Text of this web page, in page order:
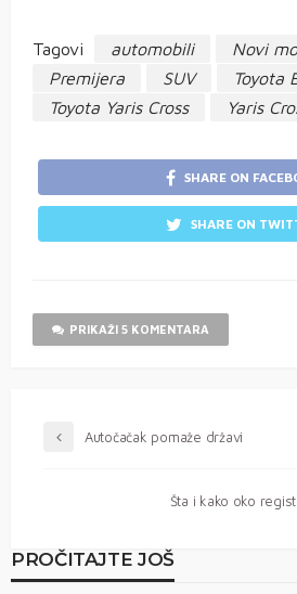
Tagovi automobili
Novi
Premijera
SUV
Toyota
Toyota Yaris Cross
Yaris
SHARE ON
SHARE ON
PRIKAŽI 5 KOMENTARA
Autočačak pomaže državi
Šta i kako oko
PROČITAJTE JOŠ